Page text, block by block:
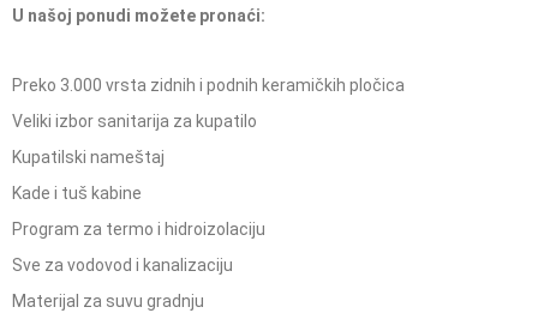
U našoj ponudi možete pronaći:
Preko 3.000 vrsta zidnih i podnih keramičkih pločica
Veliki izbor sanitarija za kupatilo
Kupatilski nameštaj
Kade i tuš kabine
Program za termo i hidroizolaciju
Sve za vodovod i kanalizaciju
Materijal za suvu gradnju